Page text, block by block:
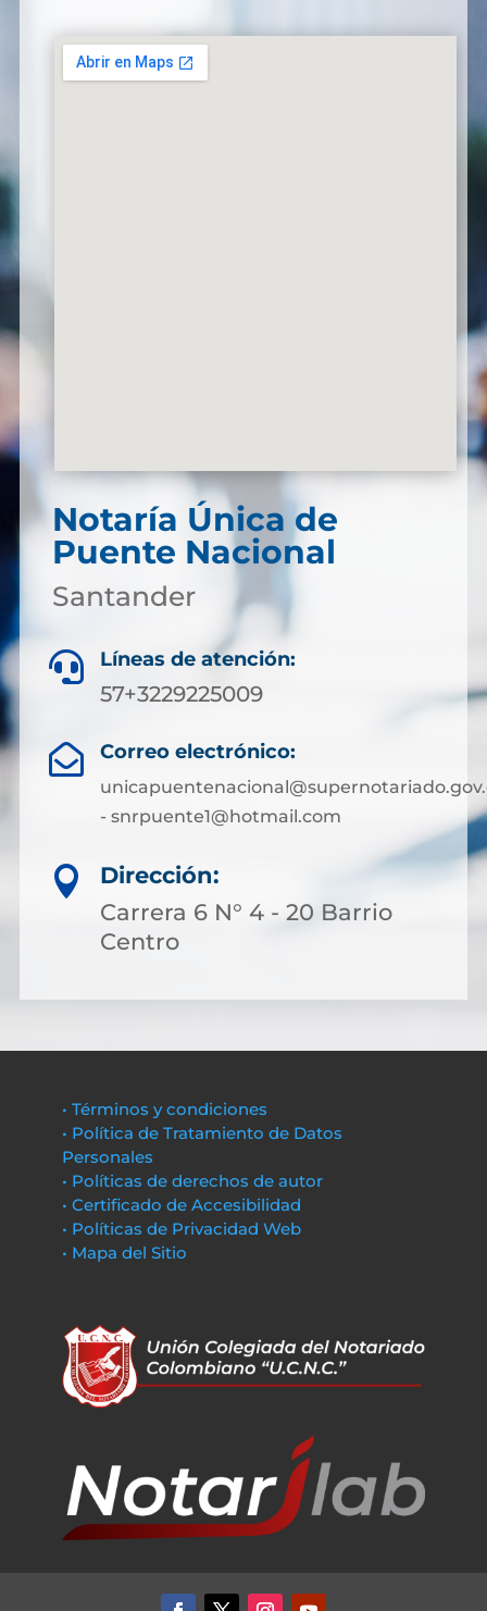
Notaría Única de
Puente Nacional
Santander
 Líneas de atención:
57+3229225009
 Correo electrónico:
- snrpuente1@hotmail.com

Dirección:
Carrera 6 N° 4 - 20 Barrio
Centro
• Términos y condiciones
• Política de Tratamiento de Datos
Personales
• Políticas de derechos de autor
• Certificado de Accesibilidad
• Políticas de Privacidad Web
• Mapa del Sitio